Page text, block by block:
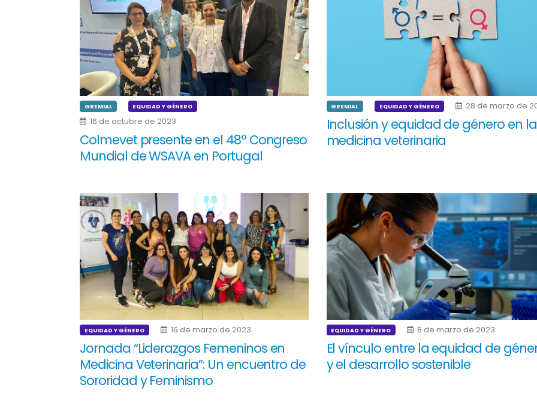
GREMIAL EQUIDAD Y GÉNERO
16 de octubre de 2023
Colmevet presente en el 48° Congreso
Mundial de WSAVA en Portugal
GREMIAL EQUIDAD Y GÉNERO 28 de marzo de
Inclusión y equidad de género en la
medicina veterinaria
EQUIDAD Y GÉNERO 16 de marzo de 2023
Jornada “Liderazgos Femeninos en
Medicina Veterinaria”: Un encuentro de
Sororidad y Feminismo
EQUIDAD Y GÉNERO 8 de marzo de 2023
El vínculo entre la equidad de
y el desarrollo sostenible